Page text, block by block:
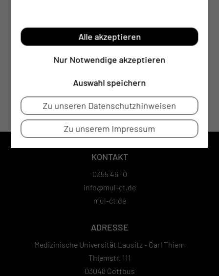
KONTAKT
0355 46 -0
info@mul-ct.de
mul-ct.de
ADRESSE
Medizinische Universität Lausitz - Carl Thiem
Thiemstr. 111
03048 Cottbus
Alle akzeptieren
Nur Notwendige akzeptieren
Auswahl speichern
Zu unseren Datenschutzhinweisen
Zu unserem Impressum